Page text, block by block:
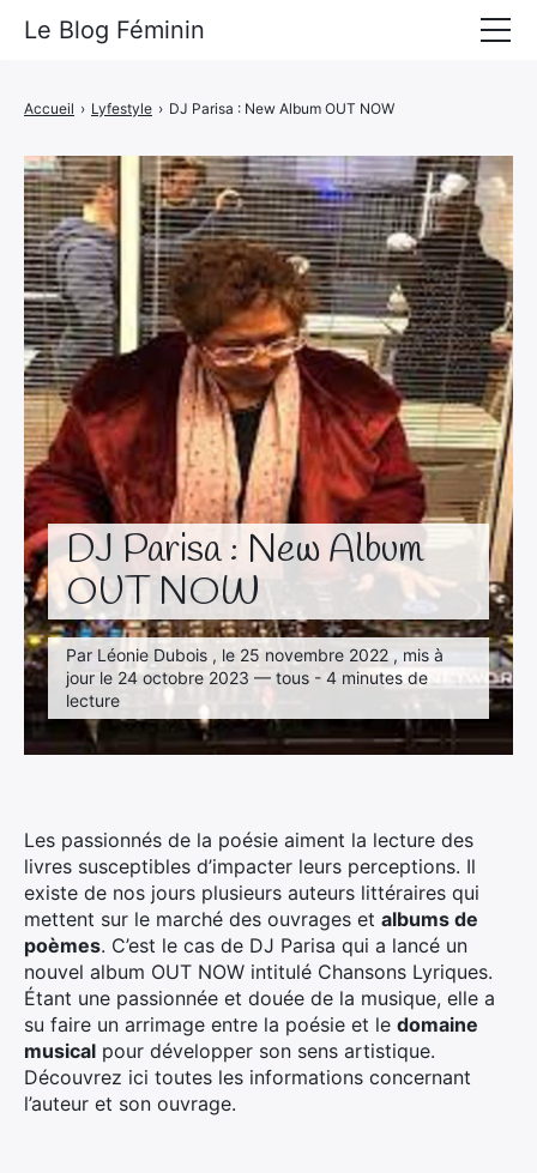
DJ Parisa : New Album
OUT NOW
Par Léonie Dubois , le 25 novembre 2022 , mis à
jour le 24 octobre 2023 — tous - 4 minutes de
lecture
Accueil › Lyfestyle › DJ Parisa : New Album OUT NOW
Les passionnés de la poésie aiment la lecture des
livres susceptibles d’impacter leurs perceptions. Il
existe de nos jours plusieurs auteurs littéraires qui
mettent sur le marché des ouvrages et albums de
poèmes. C’est le cas de DJ Parisa qui a lancé un
nouvel album OUT NOW intitulé Chansons Lyriques.
Étant une passionnée et douée de la musique, elle a
su faire un arrimage entre la poésie et le domaine
musical pour développer son sens artistique.
Découvrez ici toutes les informations concernant
l’auteur et son ouvrage.
Le Blog Féminin
Mode
Beauté
Bien-être
Voyages
Déco & Maison
Amour